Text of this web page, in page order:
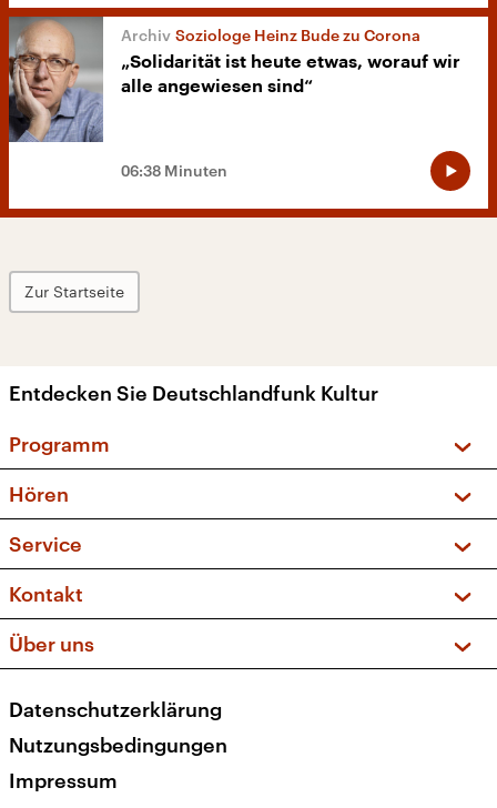
Soziologe Heinz Bude zu Corona
„Solidarität ist heute etwas, worauf wir
alle angewiesen sind“
06:38 Minuten
Zur Startseite
Entdecken Sie Deutschlandfunk Kultur
Programm
Sendungen und Podcasts
Musikliste
Kakadu – Das Kinderprogramm
Hören
Frequenzen (UKW + DAB+)
Service
FAQ
Apps
Newsletter
Veranstaltungen
Kontakt
Social Media
Über uns
Presse
Karriere
Transparenz
Datenschutzerklärung
Nutzungsbedingungen
Impressum